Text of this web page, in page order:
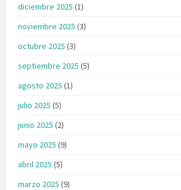
diciembre 2025 (1)
noviembre 2025 (3)
octubre 2025 (3)
septiembre 2025 (5)
agosto 2025 (1)
julio 2025 (5)
junio 2025 (2)
mayo 2025 (9)
abril 2025 (5)
marzo 2025 (9)